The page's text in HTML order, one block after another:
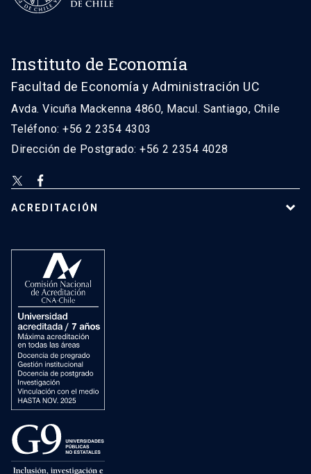
Instituto de Economía
Facultad de Economía y Administración UC
Avda. Vicuña Mackenna 4860, Macul. Santiago, Chile
Teléfono: +56 2 2354 4303
Dirección de Postgrado: +56 2 2354 4028
ACREDITACIÓN